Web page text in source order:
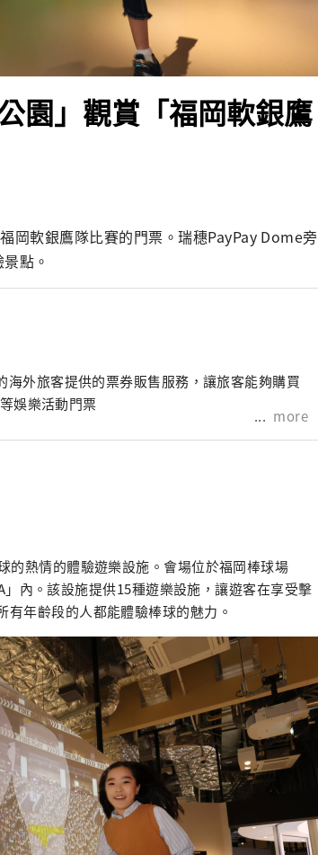
園」觀賞「福岡軟銀鷹
軟銀鷹隊比賽的門票。瑞穗PayPay Dome旁
點。
海外旅客提供的票券販售服務，讓旅客能夠購買
娛樂活動門票
more
的熱情的體驗遊樂設施。會場位於福岡棒球場
內。該設施提供15種遊樂設施，讓遊客在享受擊
年齡段的人都能體驗棒球的魅力。